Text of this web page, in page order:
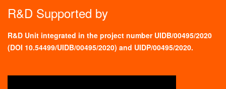
R&D Supported by
R&D Unit integrated in the project number UIDB/00495/2020
(DOI 10.54499/UIDB/00495/2020) and UIDP/00495/2020.